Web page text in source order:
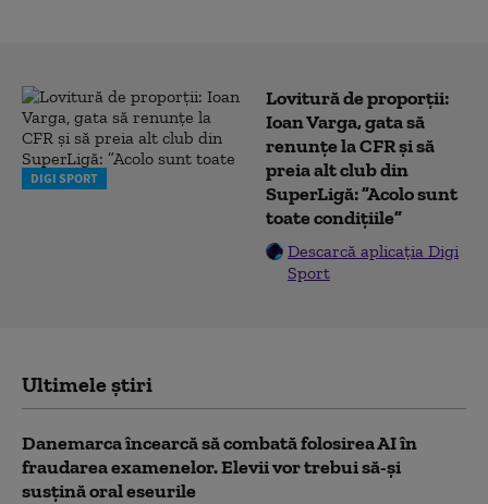
DIGI SPORT
Lovitură de proporții:
Ioan Varga, gata să
renunțe la CFR și să
preia alt club din
SuperLigă: ”Acolo sunt
toate condițiile”
Descarcă aplicația Digi
Sport
Ultimele știri
Danemarca încearcă să combată folosirea AI în
fraudarea examenelor. Elevii vor trebui să-şi
susţină oral eseurile